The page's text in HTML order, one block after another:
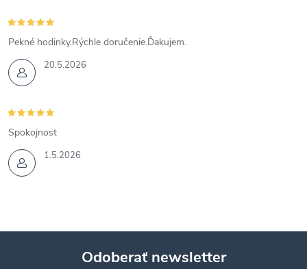
20.5.2026
Pekné hodinky.Rýchle doručenie.Ďakujem.
1.5.2026
Spokojnost
Odoberať newsletter